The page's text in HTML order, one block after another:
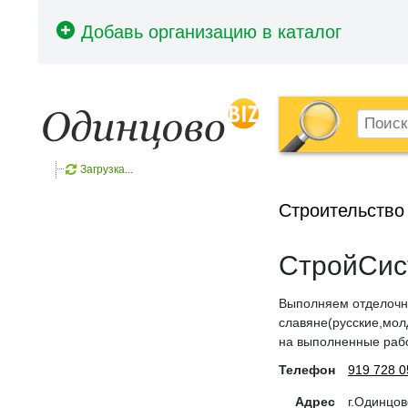
Загрузка...
Выполняем
на выполненные
Телефон
919 728
Адрес